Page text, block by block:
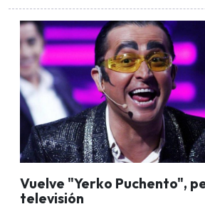
Vuelve "Yerko Puchento",
televisión